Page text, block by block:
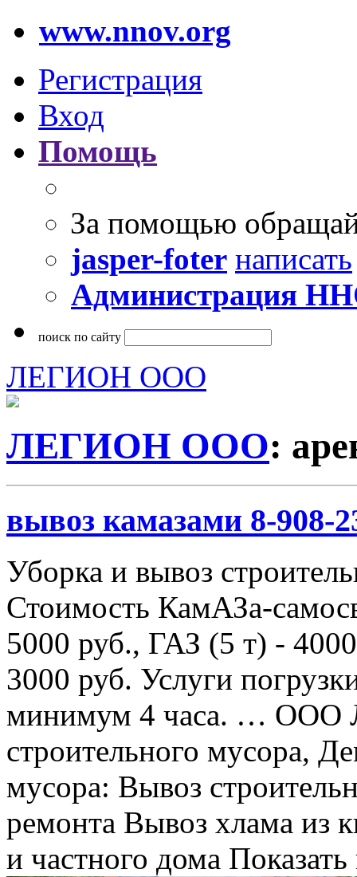
www.nnov.org
Регистрация
Вход
Помощь
За помощью
jasper-foter написать
Администрация
поиск по сайту
ЛЕГИОН ООО
ЛЕГИОН ООО:
вывоз камазами 8-908-
Уборка и вывоз
Стоимость КамАЗа-
5000 руб., ГАЗ (5 т) -
3000 руб. Услуги
минимум 4 часа. …
строительного мусора,
мусора: Вывоз
ремонта Вывоз хлама из
и частного дома